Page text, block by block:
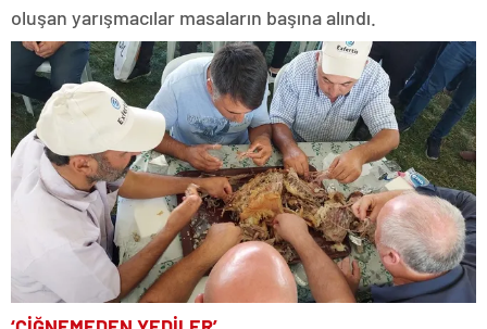
oluşan yarışmacılar masaların başına alındı.